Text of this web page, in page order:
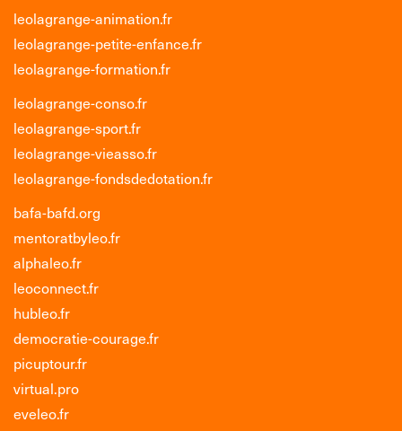
leolagrange-animation.fr
leolagrange-petite-enfance.fr
leolagrange-formation.fr
leolagrange-conso.fr
leolagrange-sport.fr
leolagrange-vieasso.fr
leolagrange-fondsdedotation.fr
bafa-bafd.org
mentoratbyleo.fr
alphaleo.fr
leoconnect.fr
hubleo.fr
democratie-courage.fr
picuptour.fr
virtual.pro
eveleo.fr